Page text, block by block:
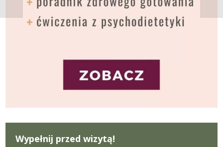
Wypełnij przed wizytą!